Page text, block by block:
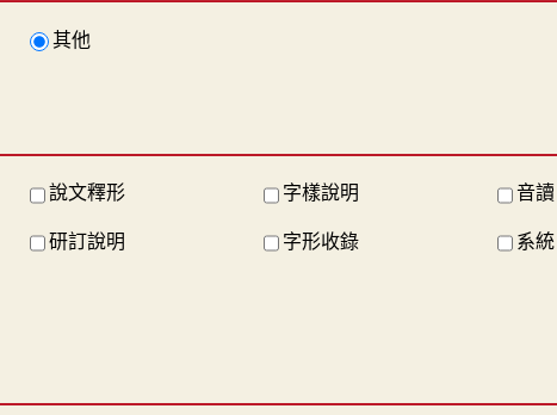
其他
說文釋形 字樣說明 音讀
研訂說明 字形收錄 系統